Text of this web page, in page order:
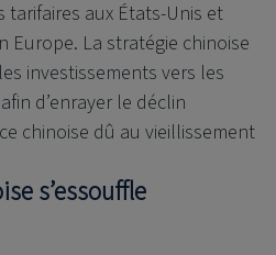
tarifaires aux États-Unis et
Europe. La stratégie chinoise
investissements vers les
d’enrayer le déclin
chinoise dû au vieillissement
s’essouffle